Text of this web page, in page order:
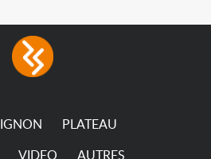
The
of a 50,000-
PLATEAU
VIDEO AUTRES